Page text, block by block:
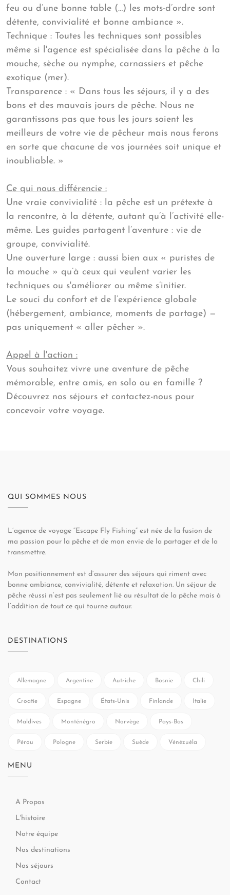
feu ou d’une bonne table (…) les mots-d’ordre sont
détente, convivialité et bonne ambiance ».
Technique : Toutes les techniques sont possibles
même si l'agence est spécialisée dans la pêche à la
mouche, sèche ou nymphe, carnassiers et pêche
exotique (mer).
Transparence : « Dans tous les séjours, il y a des
bons et des mauvais jours de pêche. Nous ne
garantissons pas que tous les jours soient les
meilleurs de votre vie de pêcheur mais nous ferons
en sorte que chacune de vos journées soit unique et
inoubliable. »
Ce qui nous différencie :
Une vraie convivialité : la pêche est un prétexte à
la rencontre, à la détente, autant qu’à l’activité elle-
même. Les guides partagent l’aventure : vie de
groupe, convivialité.
Une ouverture large : aussi bien aux « puristes de
la mouche » qu’à ceux qui veulent varier les
techniques ou s'améliorer ou même s’initier.
Le souci du confort et de l’expérience globale
(hébergement, ambiance, moments de partage) —
pas uniquement « aller pêcher ».
Appel à l'action :
Vous souhaitez vivre une aventure de pêche
mémorable, entre amis, en solo ou en famille ?
Découvrez nos séjours et contactez-nous pour
concevoir votre voyage.
QUI SOMMES NOUS
L’agence de voyage “Escape Fly Fishing” est née de la fusion de
ma passion pour la pêche et de mon envie de la partager et de la
transmettre.
Mon positionnement est d’assurer des séjours qui riment avec
bonne ambiance, convivialité, détente et relaxation. Un séjour de
pêche réussi n’est pas seulement lié au résultat de la pêche mais à
l’addition de tout ce qui tourne autour.
DESTINATIONS
Allemagne Argentine Autriche Bosnie Chili
Croatie Espagne États-Unis Finlande Italie
Maldives Monténégro Norvège Pays-Bas
Pérou Pologne Serbie Suède Vénézuéla
MENU
A Propos
L'histoire
Notre équipe
Nos destinations
Nos séjours
Contact